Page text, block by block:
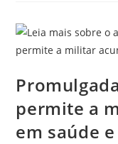
permite a
em saúde